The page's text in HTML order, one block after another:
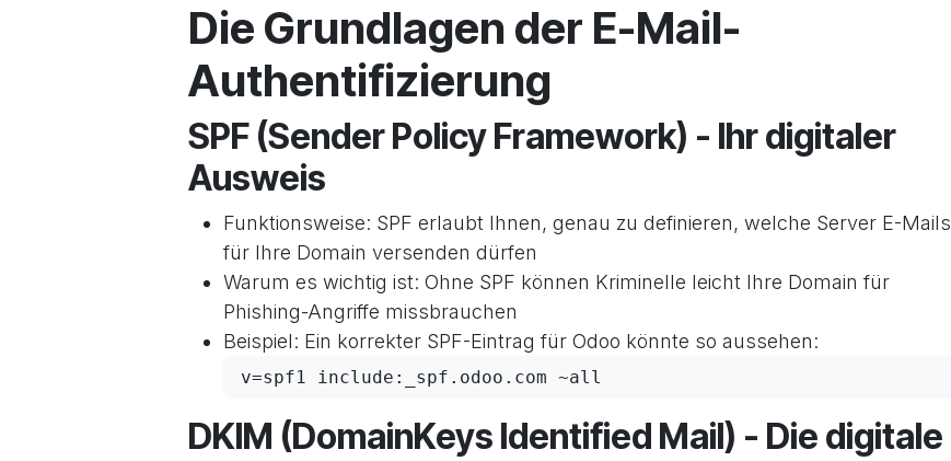
Die Grundlagen der E-Mail-
Authentifizierung
SPF (Sender Policy Framework) - Ihr digitaler
Ausweis
Funktionsweise: SPF erlaubt Ihnen, genau zu definieren, welche Server E-Mails
für Ihre Domain versenden dürfen
Warum es wichtig ist: Ohne SPF können Kriminelle leicht Ihre Domain für
Phishing-Angriffe missbrauchen
Beispiel: Ein korrekter SPF-Eintrag für Odoo könnte so aussehen:
v=spf1 include:_spf.odoo.com ~all
DKIM (DomainKeys Identified Mail) - Die digitale